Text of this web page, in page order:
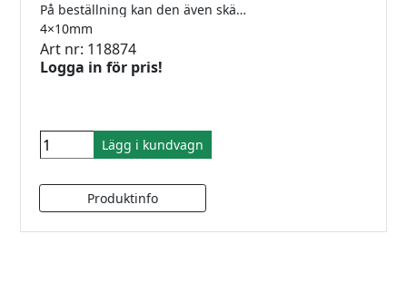
På beställning kan den även skäras upp i andra bredder och tjocklekar. 10 meter/rulle.
4×10mm
Art nr: 118874
Logga in för pris!
Lägg i kundvagn